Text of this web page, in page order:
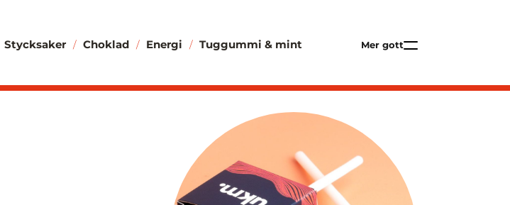
Stycksaker Choklad Energi Tuggummi & mint Mer gott